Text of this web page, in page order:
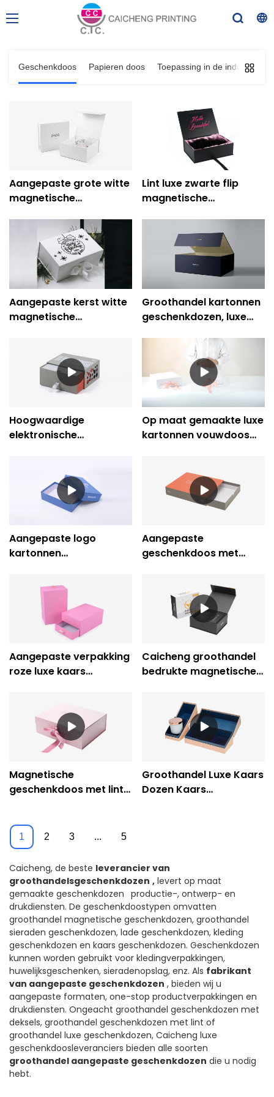
Geschenkdoos Papieren doos Toepassing in de industrie
Caicheng, de beste leverancier van
groothandelsgeschenkdozen , levert op maat
gemaakte geschenkdozen productie-, ontwerp- en
drukdiensten. De geschenkdoostypen omvatten
groothandel magnetische geschenkdozen, groothandel
sieraden geschenkdozen, lade geschenkdozen, kleding
geschenkdozen en kaars geschenkdozen. Geschenkdozen
kunnen worden gebruikt voor kledingverpakkingen,
huwelijksgeschenken, sieradenopslag, enz. Als fabrikant
van aangepaste geschenkdozen , bieden wij u
aangepaste formaten, one-stop productverpakkingen en
drukdiensten. Ongeacht groothandel geschenkdozen met
deksels, groothandel geschenkdozen met lint of
groothandel luxe geschenkdozen, Caicheng luxe
geschenkdoosleveranciers bieden alle soorten
groothandel aangepaste geschenkdozen die u nodig
hebt.
Aangepaste grote witte
magnetische
Groothandel kartonnen
geschenkdozen
Lint luxe zwarte flip
magnetische
pruikverpakking
Aangepaste kerst witte
magnetische
Groothandel kartonnen
geschenkdozen, luxe
verpakkingsdozen,
milieuvriendelijk
Hoogwaardige
elektronische
Op maat gemaakte luxe
kartonnen vouwdoos
Groothandel
Aangepaste logo
kartonnen
- Caicheng Printing
Aangepaste
geschenkdoos met
Caicheng Printing
Aangepaste verpakking
roze luxe kaars
Caicheng groothandel
bedrukte magnetische
Flap elektronische op
maat gemaakte
magnetische
sluitingsdoos
Magnetische
geschenkdoos met lint
kledingdoos - Caicheng
Printing
Groothandel Luxe Kaars
Dozen Kaars
1 2 3 ... 5